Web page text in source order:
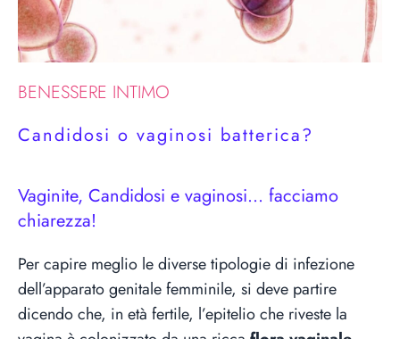
BENESSERE INTIMO
Candidosi o vaginosi batterica?
Vaginite, Candidosi e vaginosi… facciamo
chiarezza!
Per capire meglio le diverse tipologie di infezione
dell’apparato genitale femminile, si deve partire
dicendo che, in età fertile, l’epitelio che riveste la